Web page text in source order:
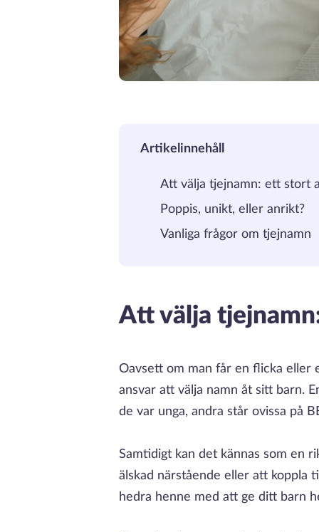
Artikelinnehåll
Att välja tjejnamn: ett stort
Poppis, unikt, eller anrikt?
Vanliga frågor om tjejnamn
Att välja
Oavsett om man får en flicka eller
ansvar att välja namn åt sitt barn.
de var unga, andra står ovissa på
Samtidigt kan det kännas som en
älskad närstående eller att koppla
hedra henne med att ge ditt barn